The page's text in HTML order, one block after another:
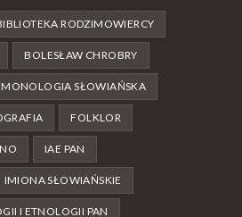
RODZIMOWIERCY
BOLESŁAW CHROBRY
SŁOWIAŃSKA
FOLKLOR
IAE PAN
IMIONA SŁOWIAŃSKIE
I ETNOLOGII PAN